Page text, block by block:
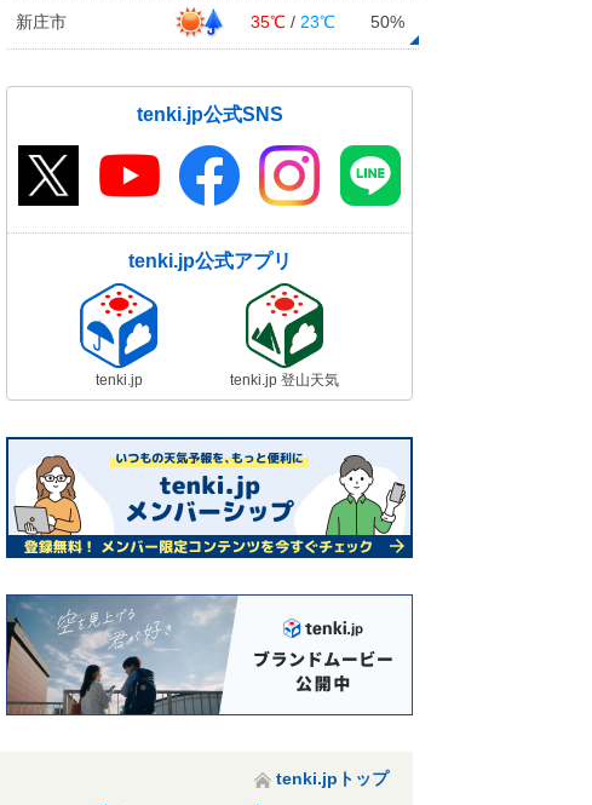
新庄市 35℃ / 23℃ 50%
tenki.jp公式SNS
tenki.jp公式アプリ
tenki.jp tenki.jp 登山天気
tenki.jpトップ